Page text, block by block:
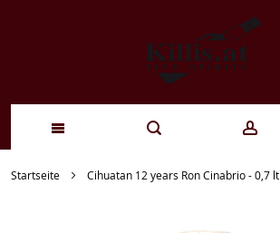
Zum
Startseite Cihuatan 12 years Ron Cinabrio - 0,7 lt